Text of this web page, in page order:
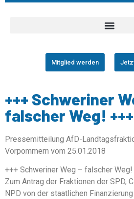
Mitglied werden
+++ Schweriner
falscher Weg! +++
Pressemitteilung AfD-
Vorpommern vom 25.01.2018
+++ Schweriner Weg – falscher Weg!
Zum Antrag der Fraktionen der SPD,
NPD von der staatlichen